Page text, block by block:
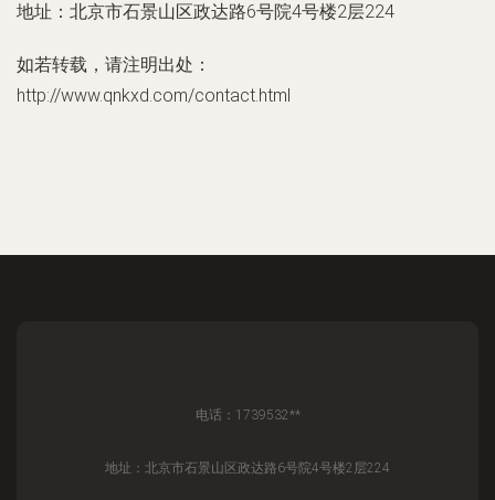
地址：北京市石景山区政达路6号院4号楼2层224
如若转载，请注明出处：
http://www.qnkxd.com/contact.html
电话：1739532**
地址：北京市石景山区政达路6号院4号楼2层224